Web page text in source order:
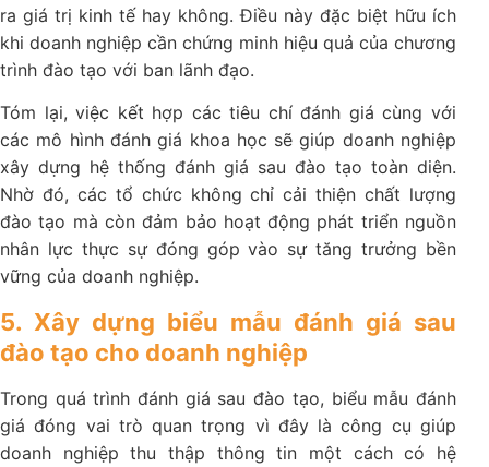
ra giá trị kinh tế hay không. Điều này đặc biệt hữu ích
khi doanh nghiệp cần chứng minh hiệu quả của chương
trình đào tạo với ban lãnh đạo.
Tóm lại, việc kết hợp các tiêu chí đánh giá cùng với
các mô hình đánh giá khoa học sẽ giúp doanh nghiệp
xây dựng hệ thống đánh giá sau đào tạo toàn diện.
Nhờ đó, các tổ chức không chỉ cải thiện chất lượng
đào tạo mà còn đảm bảo hoạt động phát triển nguồn
nhân lực thực sự đóng góp vào sự tăng trưởng bền
vững của doanh nghiệp.
5. Xây dựng biểu mẫu đánh giá sau
đào tạo cho doanh nghiệp
Trong quá trình đánh giá sau đào tạo, biểu mẫu đánh
giá đóng vai trò quan trọng vì đây là công cụ giúp
doanh nghiệp thu thập thông tin một cách có hệ